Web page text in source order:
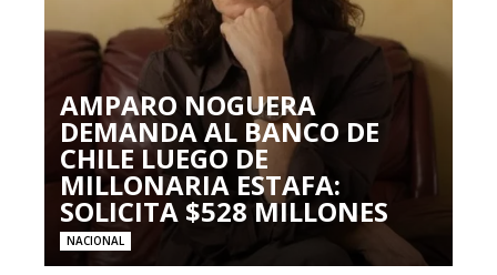
AMPARO NOGUERA
DEMANDA AL BANCO DE
CHILE LUEGO DE
MILLONARIA ESTAFA:
SOLICITA $528 MILLONES
NACIONAL